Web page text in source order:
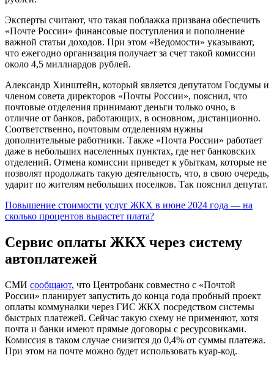
Эксперты считают, что такая поблажка призвана обеспечить
«Почте России» финансовые поступления и пополнение
важной статьи доходов. При этом «Ведомости» указывают,
что ежегодно организация получает за счет такой комиссии
около 4,5 миллиардов рублей.
Александр Хинштейн, который является депутатом Госдумы и
членом совета директоров «Почты России», пояснил, что
почтовые отделения принимают деньги только очно, в
отличие от банков, работающих, в основном, дистанционно.
Соответственно, почтовым отделениям нужны
дополнительные работники. Также «Почта России» работает
даже в небольших населенных пунктах, где нет банковских
отделений. Отмена комиссии приведет к убыткам, которые не
позволят продолжать такую деятельность, что, в свою очередь,
ударит по жителям небольших поселков. Так пояснил депутат.
Повышение стоимости услуг ЖКХ в июне 2024 года — на
сколько процентов вырастет плата?
Сервис оплаты ЖКХ через систему
автоплатежей
СМИ сообщают, что Центробанк совместно с «Почтой
России» планирует запустить до конца года пробный проект
оплаты коммуналки через ГИС ЖКХ посредством системы
быстрых платежей. Сейчас такую схему не применяют, хотя
почта и банки имеют прямые договоры с ресурсовиками.
Комиссия в таком случае снизится до 0,4% от суммы платежа.
При этом на почте можно будет использовать куар-код.